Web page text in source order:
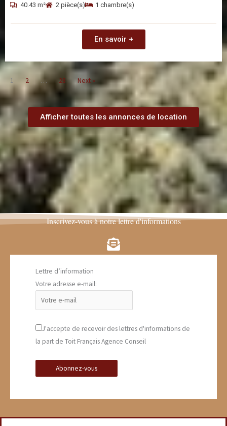
40.43 m² 2 pièce(s) 1 chambre(s)
En savoir +
1 2 … 28 Next »
Afficher toutes les annonces de location
Inscrivez-vous à notre lettre d'informations
Lettre d’information
Votre adresse e-mail:
J'accepte de recevoir des lettres d'informations de
la part de Toit Français Agence Conseil